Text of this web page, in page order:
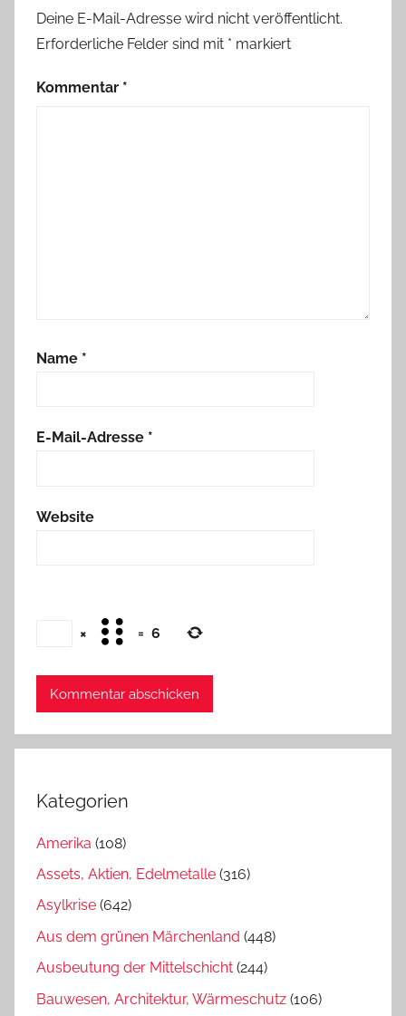
Deine E-Mail-Adresse wird nicht veröffentlicht.
Erforderliche Felder sind mit * markiert
Kommentar *
Name *
E-Mail-Adresse *
Website
× = 6
Kategorien
Amerika (108)
Assets, Aktien, Edelmetalle (316)
Asylkrise (642)
Aus dem grünen Märchenland (448)
Ausbeutung der Mittelschicht (244)
Bauwesen, Architektur, Wärmeschutz (106)